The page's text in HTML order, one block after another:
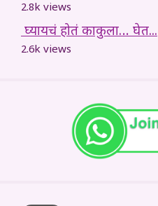
2.8k views
घ्यायचं होतं काकुला… घेत...
2.6k views